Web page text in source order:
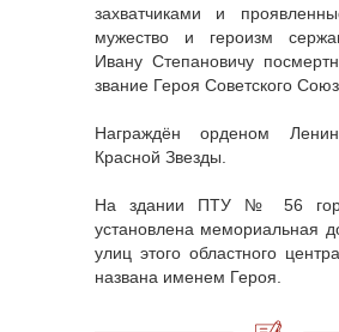
захватчиками и
мужество и героизм
Ивану Степановичу
звание Героя Советского
Награждён орденом
Красной Звезды.
На здании ПТУ № 56
установлена мемориальная
улиц этого областного
названа именем Героя.